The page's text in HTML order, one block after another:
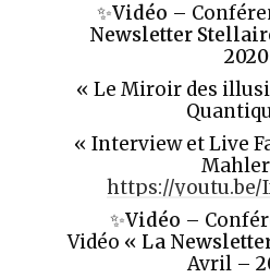
✨Vidéo –
Newsletter
2020
« Le Miroir des
« Interview et Live
https://youtu.be/
✨Vidéo –
Vidéo « La
Avril –